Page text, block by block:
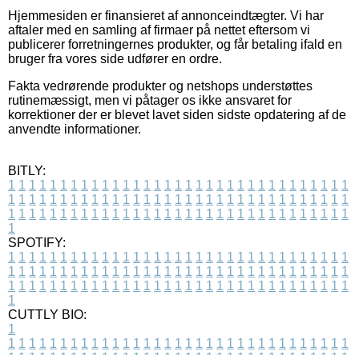
Hjemmesiden er finansieret af annonceindtægter. Vi har
aftaler med en samling af firmaer på nettet eftersom vi
publicerer forretningernes produkter, og får betaling ifald en
bruger fra vores side udfører en ordre.
Fakta vedrørende produkter og netshops understøttes
rutinemæssigt, men vi påtager os ikke ansvaret for
korrektioner der er blevet lavet siden sidste opdatering af de
anvendte informationer.
BITLY:
1 1 1 1 1 1 1 1 1 1 1 1 1 1 1 1 1 1 1 1 1 1 1 1 1 1 1 1 1 1 1 1 1
1 1 1 1 1 1 1 1 1 1 1 1 1 1 1 1 1 1 1 1 1 1 1 1 1 1 1 1 1 1 1 1 1
1 1 1 1 1 1 1 1 1 1 1 1 1 1 1 1 1 1 1 1 1 1 1 1 1 1 1 1 1 1 1 1 1
1
SPOTIFY:
1 1 1 1 1 1 1 1 1 1 1 1 1 1 1 1 1 1 1 1 1 1 1 1 1 1 1 1 1 1 1 1 1
1 1 1 1 1 1 1 1 1 1 1 1 1 1 1 1 1 1 1 1 1 1 1 1 1 1 1 1 1 1 1 1 1
1 1 1 1 1 1 1 1 1 1 1 1 1 1 1 1 1 1 1 1 1 1 1 1 1 1 1 1 1 1 1 1 1
1
CUTTLY BIO:
1
1 1 1 1 1 1 1 1 1 1 1 1 1 1 1 1 1 1 1 1 1 1 1 1 1 1 1 1 1 1 1 1 1